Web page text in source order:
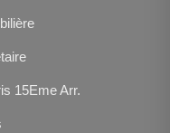
15Eme Arr.